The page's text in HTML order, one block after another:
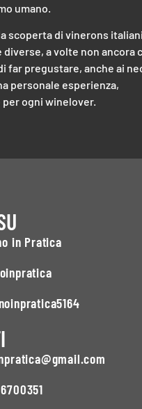
umano.
scoperta di vinerons
a volte non ancora
far pregustare, anche ai
personale esperienza,
ogni winelover.
in Pratica